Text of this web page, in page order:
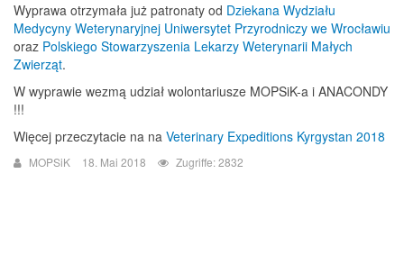
Wyprawa otrzymała już patronaty od Dziekana Wydziału
Medycyny Weterynaryjnej Uniwersytet Przyrodniczy we Wrocławiu
oraz Polskiego Stowarzyszenia Lekarzy Weterynarii Małych
Zwierząt.
W wyprawie wezmą udział wolontariusze MOPSiK-a i ANACONDY
!!!
Więcej przeczytacie na na Veterinary Expeditions Kyrgystan 2018
MOPSiK 18. Mai 2018 Zugriffe: 2832